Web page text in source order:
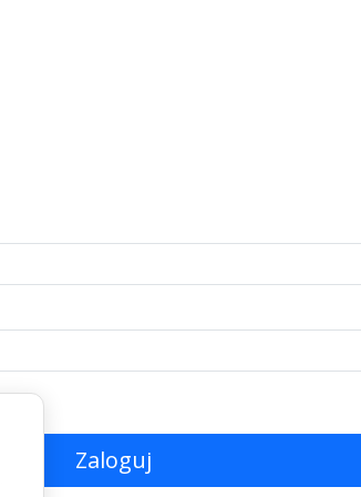
Zaloguj